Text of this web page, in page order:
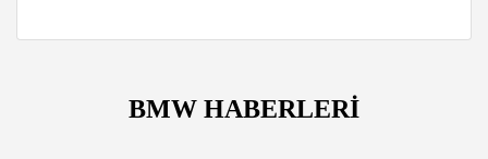
BMW HABERLERİ